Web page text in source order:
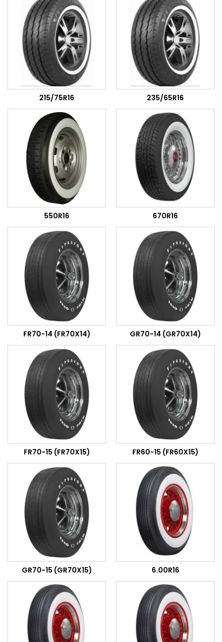
215/75R16 235/65R16
550R16 670R16
FR70-14 (FR70X14) GR70-14 (GR70X14)
FR70-15 (FR70X15) FR60-15 (FR60X15)
GR70-15 (GR70X15) 6.00R16